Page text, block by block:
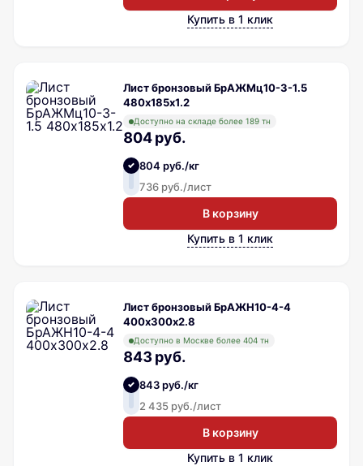
Купить в 1 клик
Лист бронзовый БрАЖМц10-3-1.5
480х185х1.2
Доступно на складе более 189 тн
804 руб.
804 руб./кг
736 руб./лист
В корзину
Купить в 1 клик
Лист бронзовый БрАЖН10-4-4
400х300х2.8
Доступно в Москве более 404 тн
843 руб.
843 руб./кг
2 435 руб./лист
В корзину
Купить в 1 клик